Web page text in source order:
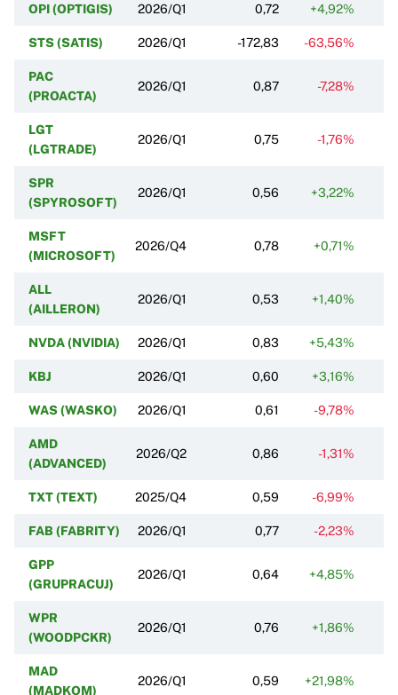
OPI (OPTIGIS) 2026/Q1 0,72 +4,92%
STS (SATIS) 2026/Q1 -172,83 -63,56%
PAC
(PROACTA)
2026/Q1 0,87 -7,28%
LGT
(LGTRADE)
2026/Q1 0,75 -1,76%
SPR
(SPYROSOFT)
2026/Q1 0,56 +3,22%
MSFT
(MICROSOFT)
2026/Q4 0,78 +0,71%
ALL
(AILLERON)
2026/Q1 0,53 +1,40%
NVDA (NVIDIA) 2026/Q1 0,83 +5,43%
KBJ 2026/Q1 0,60 +3,16%
WAS (WASKO) 2026/Q1 0,61 -9,78%
AMD
(ADVANCED)
2026/Q2 0,86 -1,31%
TXT (TEXT) 2025/Q4 0,59 -6,99%
FAB (FABRITY) 2026/Q1 0,77 -2,23%
GPP
(GRUPRACUJ)
2026/Q1 0,64 +4,85%
WPR
(WOODPCKR)
2026/Q1 0,76 +1,86%
MAD
(MADKOM)
2026/Q1 0,59 +21,98%